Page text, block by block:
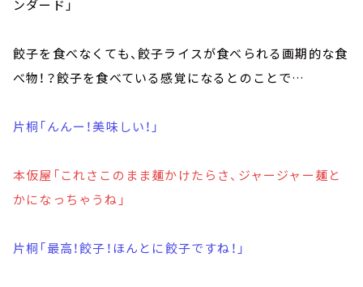
ンダード」
餃子を食べなくても、餃子ライスが食べられる画期的な食
べ物！？餃子を食べている感覚になるとのことで…
片桐「んんー！美味しい！」
本仮屋「これさこのまま麺かけたらさ、ジャージャー麺と
かになっちゃうね」
片桐「最高！餃子！ほんとに餃子ですね！」